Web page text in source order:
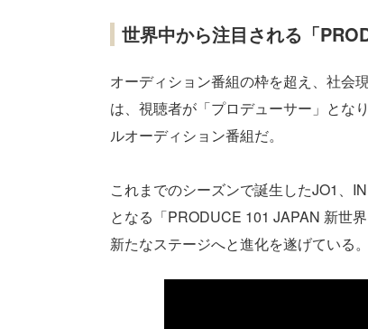
世界中から注目される「
オーディション番組の枠を超え、社会
は、視聴者が「プロデューサー」とな
ルオーディション番組だ。
これまでのシーズンで誕生したJO1、
となる「PRODUCE 101 JAPAN 新世
新たなステージへと進化を遂げている。